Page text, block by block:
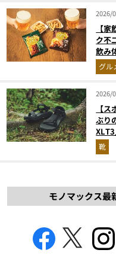
2026/
【
ク不
飲み
グル
2026/
【
ぶり
解説！
靴
モノマックス最